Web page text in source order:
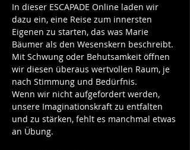
In dieser ESCAPADE Online laden wir
dazu ein, eine Reise zum innersten
Eigenen zu starten, das was Marie
Bäumer als den Wesenskern beschreibt.
Mit Schwung oder Behutsamkeit öffnen
wir diesen überaus wertvollen Raum, je
nach Stimmung und Bedürfnis.
Wenn wir nicht aufgefordert werden,
unsere Imaginationskraft zu entfalten
und zu stärken, fehlt es manchmal etwas
an Übung.